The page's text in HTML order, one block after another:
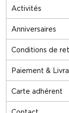
Activités
Anniversaires
Conditions de
Paiement &
Carte adhérent